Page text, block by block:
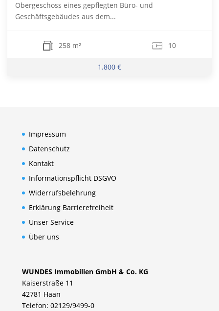
Obergeschoss eines gepflegten Büro- und
Geschäftsgebäudes aus dem...
258 m² 10
1.800 €
Impressum
Datenschutz
Kontakt
Informationspflicht DSGVO
Widerrufsbelehrung
Erklärung Barrierefreiheit
Unser Service
Über uns
WUNDES Immobilien GmbH & Co. KG
Kaiserstraße 11
42781 Haan
Telefon: 02129/9499-0